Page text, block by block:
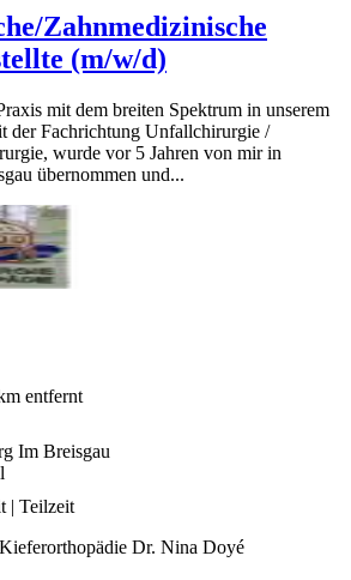
Zahnmedizinische
(m/w/d)
mit dem breiten Spektrum in unserem
der Fachrichtung Unfallchirurgie /
wurde vor 5 Jahren von mir in
übernommen und...
entfernt
Im Breisgau
| Teilzeit
Dr. Nina Doyé